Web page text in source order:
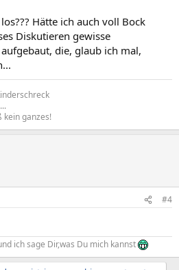
Hätte ich auch voll Bock
Diskutieren gewisse
die, glaub ich mal,
kein ganzes!
#4
ich sage Dir,was Du mich kannst